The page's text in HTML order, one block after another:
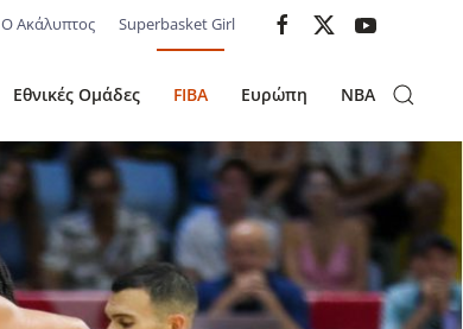
Ο Ακάλυπτος Superbasket Girl
Εθνικές Ομάδες FIBA Ευρώπη NBA